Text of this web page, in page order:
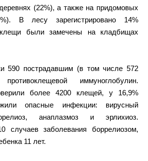
(22%), а также на придомовых
В лесу зарегистрировано 14%
были замечены на кладбищах
590 пострадавшим (в том числе 572
иммуноглобулин.
более 4200 клещей, у 16,9%
опасные инфекции: вирусный
анаплазмоз и эрлихиоз.
случаев заболевания боррелиозом,
11 лет.